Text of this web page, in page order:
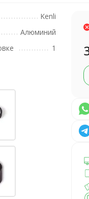
Kenli
Алюминий
1